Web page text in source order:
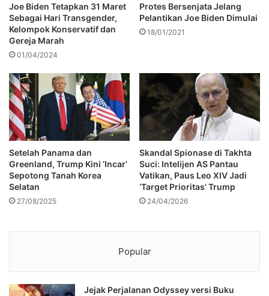
Joe Biden Tetapkan 31 Maret
Sebagai Hari Transgender,
Kelompok Konservatif dan
Gereja Marah
01/04/2024
Protes Bersenjata Jelang
Pelantikan Joe Biden Dimulai
18/01/2021
Setelah Panama dan
Greenland, Trump Kini ‘Incar’
Sepotong Tanah Korea
Selatan
27/08/2025
Skandal Spionase di Takhta
Suci: Intelijen AS Pantau
Vatikan, Paus Leo XIV Jadi
‘Target Prioritas’ Trump
24/04/2026
Popular
Jejak Perjalanan Odyssey versi Buku